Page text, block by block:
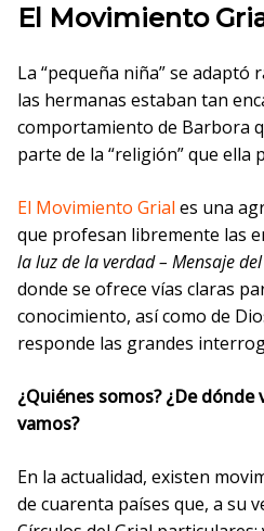
El Movimiento
La “pequeña niña” se adaptó
las hermanas estaban tan
comportamiento de Barbora
parte de la “religión” que ella
El Movimiento Grial es una
que profesan libremente las
la luz de la verdad – Mensaje
donde se ofrece vías claras
conocimiento, así como de
responde las grandes
¿Quiénes somos? ¿De dónde
vamos?
En la actualidad, existen
de cuarenta países que, a su